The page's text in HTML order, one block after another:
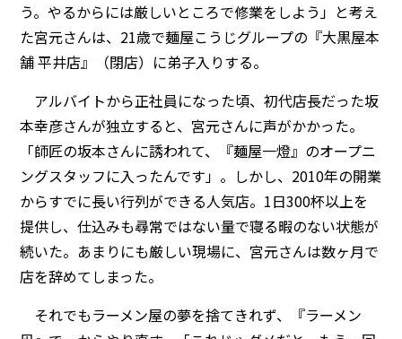
う。やるからには厳しいところで修業をしよう」と考え
た宮元さんは、21歳で麺屋こうじグループの『大黒屋本
舗 平井店』（閉店）に弟子入りする。
アルバイトから正社員になった頃、初代店長だった坂
本幸彦さんが独立すると、宮元さんに声がかかった。
「師匠の坂本さんに誘われて、『麺屋一燈』のオープニ
ングスタッフに入ったんです」。しかし、2010年の開業
からすでに長い行列ができる人気店。1日300杯以上を
提供し、仕込みも尋常ではない量で寝る暇のない状態が
続いた。あまりにも厳しい現場に、宮元さんは数ヶ月で
店を辞めてしまった。
それでもラーメン屋の夢を捨てきれず、『ラーメン